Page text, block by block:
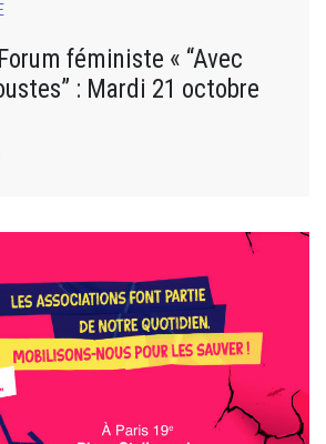
féministe « “Avec
: Mardi 21 octobre